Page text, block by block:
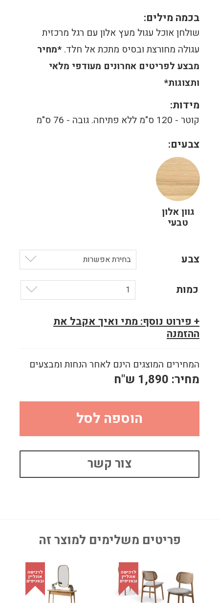
בכמה מילים:
שולחן אוכל עגול מעץ אלון עם רגל מרכזית
עגולה מחורצת ובסיס מתכת אל חלד. *מחיר
מבצע לפריטים אחרונים מעודפי מלאי
ותצוגות*
מידות:
קוטר - 120 ס"מ ללא פתיחה. גובה - 76 ס"מ
צבעים:
גוון אלון
טבעי
צבע בחירת אפשרות
כמות 1
+ פירוט נוסף: מתי ואיך אקבל את
ההזמנה
המחירים המוצגים הינם לאחר הנחות ומבצעים
מחיר: 1,890 ש"ח
הוספה לסל
צור קשר
פריטים משלימים למוצר זה